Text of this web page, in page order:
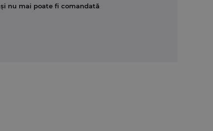
nu mai poate fi comandată